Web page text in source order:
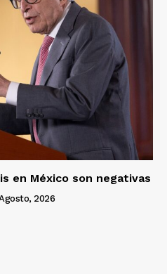
Siglo
en México son negativas
2026